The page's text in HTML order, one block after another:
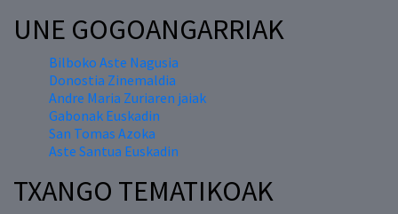
UNE GOGOANGARRIAK
Bilboko Aste Nagusia
Donostia Zinemaldia
Andre Maria Zuriaren jaiak
Gabonak Euskadin
San Tomas Azoka
Aste Santua Euskadin
TXANGO TEMATIKOAK